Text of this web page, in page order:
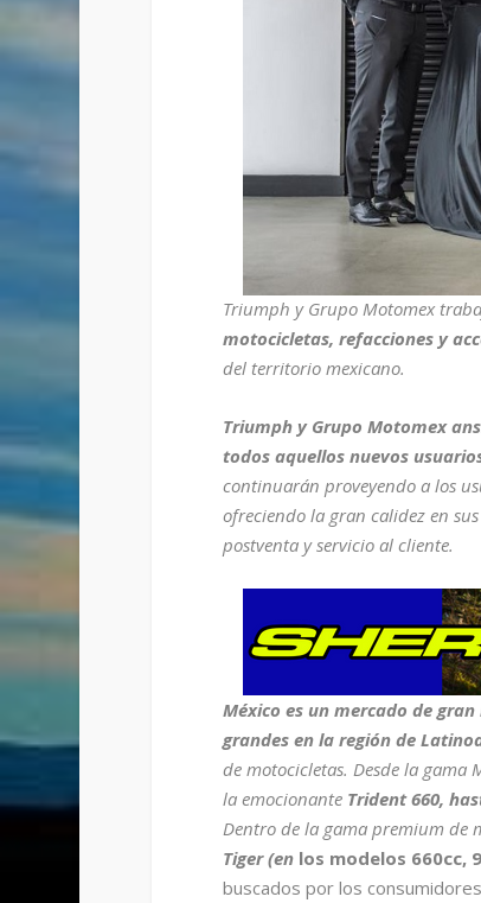
Triumph y Grupo Motomex
motocicletas, refacciones y
del territorio mexicano.
Triumph y Grupo Motomex
todos aquellos nuevos
continuarán proveyendo a los
ofreciendo la gran calidez en
postventa y servicio al cliente.
México es un mercado de
grandes en la región de
de motocicletas. Desde la gama
la emocionante Trident 660,
Dentro de la gama premium de
Tiger (enlos modelos 660cc,
buscados por los